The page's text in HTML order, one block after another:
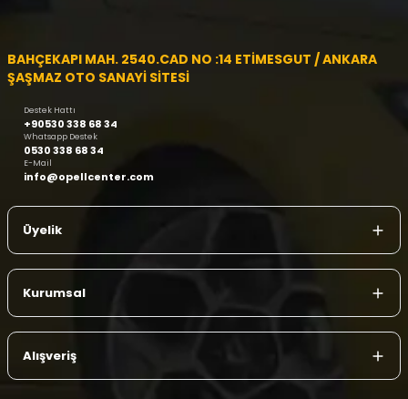
BAHÇEKAPI MAH. 2540.CAD NO :14 ETİMESGUT / ANKARA
ŞAŞMAZ OTO SANAYİ SİTESİ
Destek Hattı
+90530 338 68 34
Whatsapp Destek
0530 338 68 34
E-Mail
info@opellcenter.com
Üyelik
Kurumsal
Alışveriş